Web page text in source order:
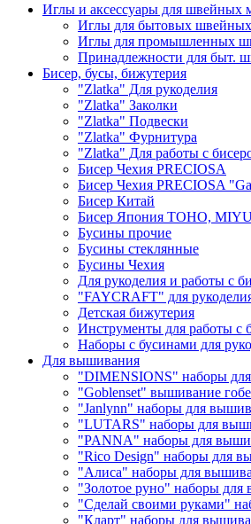
Иглы и аксессуары для швейных
Иглы для бытовых
Иглы для промышленных
Принадлежности для быт.
Бисер, бусы, бижутерия
"Zlatka" Для рукоделия
"Zlatka" Заколки
"Zlatka" Подвески
"Zlatka" Фурнитура
"Zlatka" Для работы с
Бисер Чехия PRECIOSA
Бисер Чехия PRECIOSA
Бисер Китай
Бисер Япония TOHO,
Бусины прочие
Бусины стеклянные
Бусины Чехия
Для рукоделия и работы с
"FAYCRAFT" для
Детская бижутерия
Инструменты для работы с
Наборы с бусинами для
Для вышивания
"DIMENSIONS" наборы
"Goblenset" вышивание
"Janlynn" наборы для
"LUTARS" наборы для
"PANNA" наборы для
"Rico Design" наборы для
"Алиса" наборы для
"Золотое руно" наборы для
"Сделай своими руками"
"Кларт" наборы для